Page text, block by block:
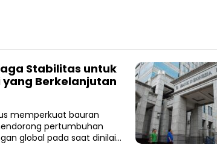
Stabilitas untuk
yang Berkelanjutan
memperkuat bauran
pertumbuhan
global pada saat dinilai…